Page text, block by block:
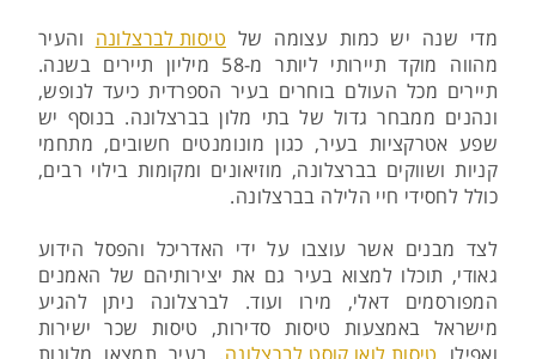
מדי שנה יש כמות עצומה של טיסות לברצלונה והעיר
מהווה מוקד תיירותי ליותר מ-58 מיליון תיירים בשנה.
תיירים מכל העולם בוחרים בעיר הספרדית כיעד לנופש,
ונהנים ממבחר גדול של בתי מלון בברצלונה. בנוסף יש
שפע אטרקציות בעיר, כגון מונומנטים חשובים, מתחמי
קניות ושווקים בברצלונה, מוזיאונים ומקומות בילוי רבים,
כולל לחסידי חיי הלילה בברצלונה.
לצד מבנים אשר עוצבו על ידי האדריכל והפסל הידוע
גאודי, תוכלו למצוא בעיר גם את יצירותיהם של האמנים
המפורסמים דאלי, מירו ועוד. לברצלונה ניתן להגיע
מישראל באמצעות טיסות סדירות, טיסות שכר ישירות
ואפילו טיסות לואו קוסט לברצלונה. בעיר תמצאו מלונות